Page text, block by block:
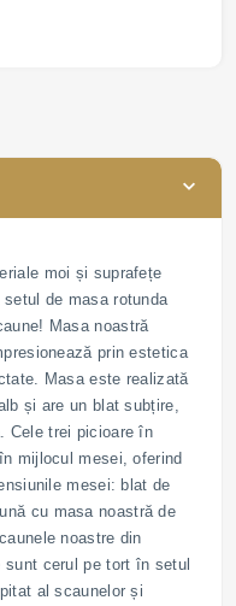
moi și suprafețe
de masa rotunda
Masa noastră
prin estetica
Masa este realizată
și are un blat subțire,
Cele trei picioare în
mijlocul mesei, oferind
mesei: blat de
cu masa noastră de
noastre din
sunt cerul pe tort în setul
al scaunelor și